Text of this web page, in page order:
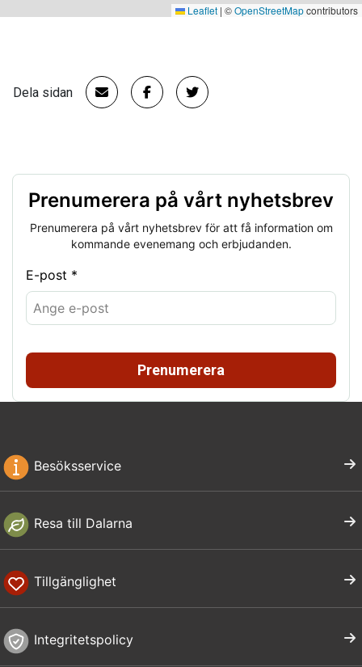
Leaflet | ©OpenStreetMapcontributors
Dela sidan
Prenumerera på vårt nyhetsbrev
Prenumerera på vårt nyhetsbrev för att få information om
kommande evenemang och erbjudanden.
E-post *
Prenumerera
Besöksservice
Resa till Dalarna
Tillgänglighet
Integritetspolicy